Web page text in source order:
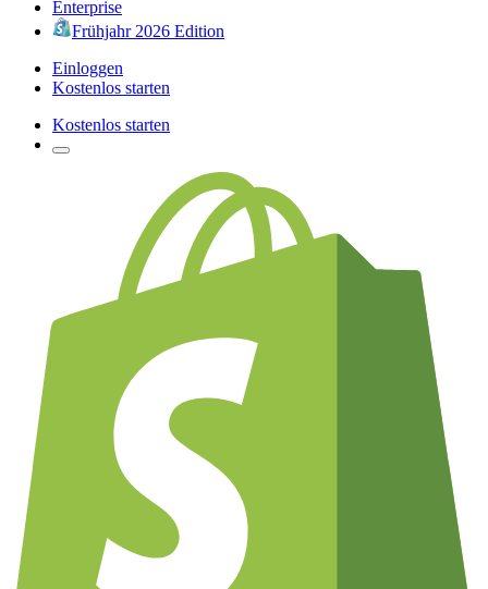
Enterprise
Frühjahr 2026 Edition
Einloggen
Kostenlos starten
Kostenlos starten